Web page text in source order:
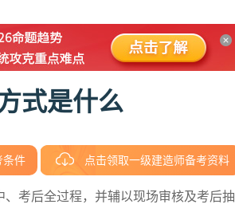
式是什么
条件 点击领取一级建造师备考资料
考后全过程，并辅以现场审核及考后抽